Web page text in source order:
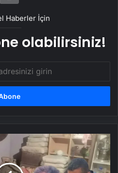
Haberler İçin
olabilirsiniz!